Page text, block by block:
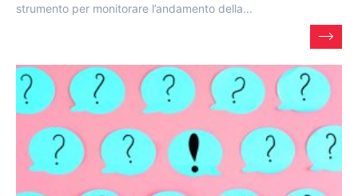
strumento per monitorare l’andamento della...